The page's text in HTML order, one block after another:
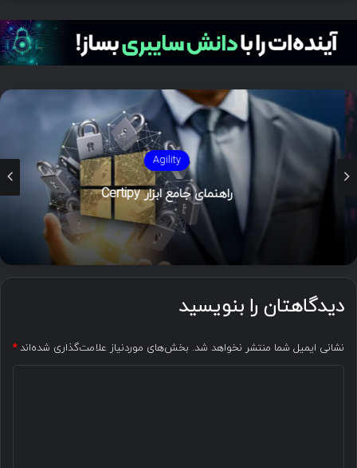
Agility
راهنمای جامع ابزار Certipy
دیدگاهتان را بنویسید
نشانی ایمیل شما منتشر نخواهد شد. بخش‌های موردنیاز علامت‌گذاری شده‌اند*